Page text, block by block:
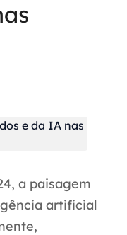
a paisagem
artificial